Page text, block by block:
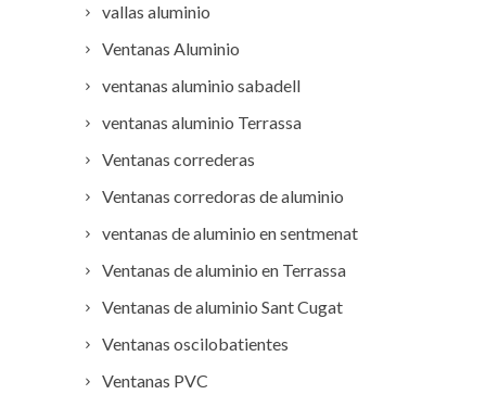
vallas aluminio
Ventanas Aluminio
ventanas aluminio sabadell
ventanas aluminio Terrassa
Ventanas correderas
Ventanas corredoras de aluminio
ventanas de aluminio en sentmenat
Ventanas de aluminio en Terrassa
Ventanas de aluminio Sant Cugat
Ventanas oscilobatientes
Ventanas PVC